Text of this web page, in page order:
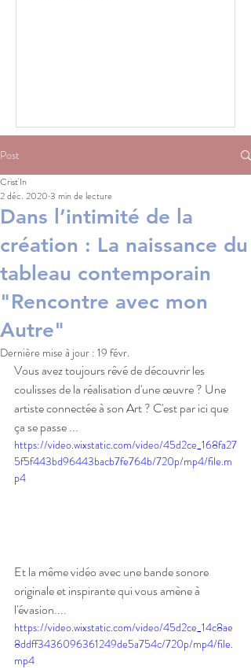
Post
Dans l’intimité de la
création : La naissance du
tableau contemporain
"Rencontre avec mon
Autre"
Crist'In
2 déc. 2020 3 min de lecture
Dernière mise à jour : 19 févr.
Vous avez toujours rêvé de découvrir les
coulisses de la réalisation d'une œuvre ? Une
artiste connectée à son Art ? C'est par ici que
ça se passe ...
https://video.wixstatic.com/video/45d2ce_168fa27
5f5f443bd96443bacb7fe764b/720p/mp4/file.m
p4
Et la même vidéo avec une bande sonore
originale et inspirante qui vous amène à
l'évasion....
https://video.wixstatic.com/video/45d2ce_14c8ae
8ddff3436096361249de5a754c/720p/mp4/file.
mp4